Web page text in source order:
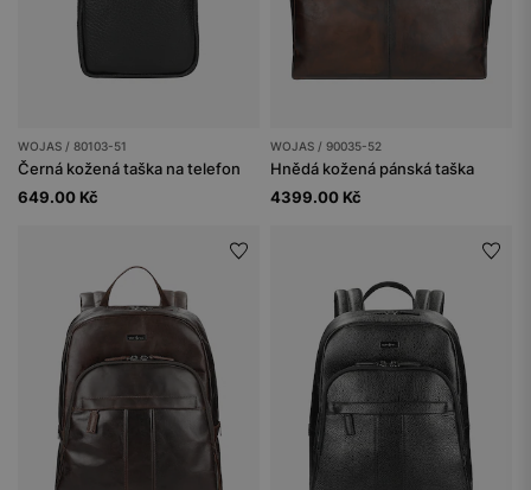
WOJAS / 80103-51
Černá kožená taška na telefon
649.00 Kč
WOJAS / 90035-52
Hnědá kožená pánská taška
4399.00 Kč